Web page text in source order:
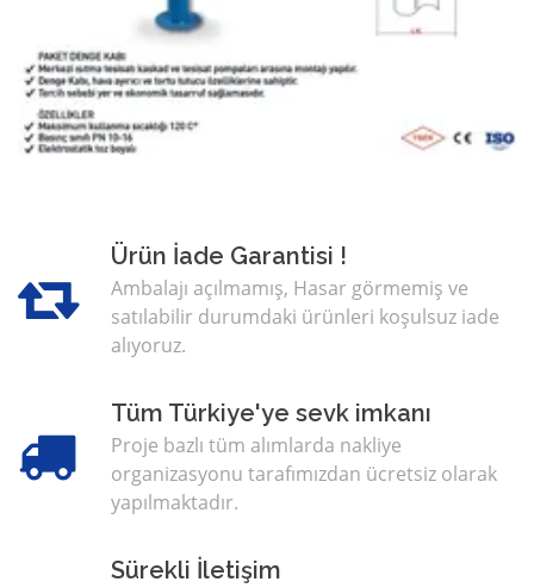
Ürün İade Garantisi !
Ambalajı açılmamış, Hasar görmemiş ve
satılabilir durumdaki ürünleri koşulsuz iade
alıyoruz.
Tüm Türkiye'ye sevk imkanı
Proje bazlı tüm alımlarda nakliye
organizasyonu tarafımızdan ücretsiz olarak
yapılmaktadır.
Sürekli İletişim